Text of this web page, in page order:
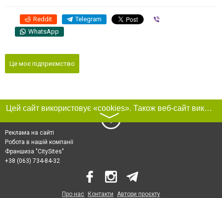
Reddit Telegram
WhatsApp
Це моє підприємство
Цей сайт використовує «cookies». Також веб-сайт використовує інтернет-сервіс для збору технічних даних стосовно відвідувачів з метою отримання маркетингової та статистичної інформації. Умови обробки даних відвідувачів сайту див.
〉
Реклама на сайті
Робота в нашій компанії
Франшиза "CitySites"
+38 (063) 734-84-32
Про нас Контакти Автори проєкту